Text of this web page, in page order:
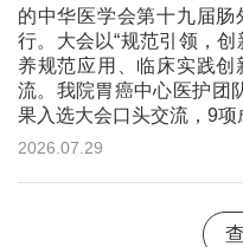
的中华医学会第十九届
行。大会以“规范引领，
养规范应用、临床实践
流。我院胃癌中心医护团
果入选大会口头交流，9项
2026.07.29